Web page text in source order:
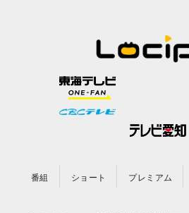
番組 ショート プレミアム